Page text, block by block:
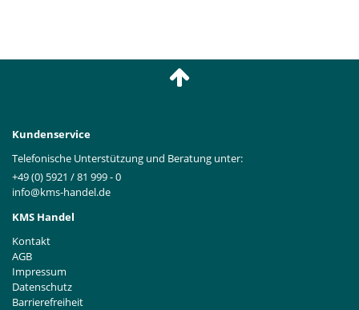
Kundenservice
Telefonische Unterstützung und Beratung unter:
+49 (0) 5921 / 81 999 - 0
info@kms-handel.de
KMS Handel
Kontakt
AGB
Impressum
Datenschutz
Barrierefreiheit